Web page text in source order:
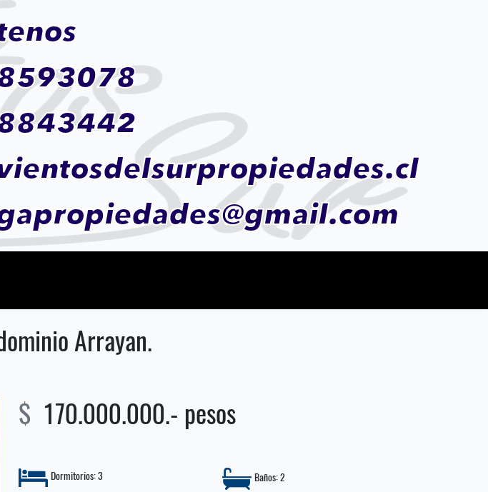
Arrayan.
$ 170.000.000.- pesos
Dormitorios: 3 Baños: 2